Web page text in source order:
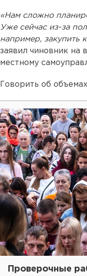
«Нам сложно
Уже сейчас из-за
например,
заявил чиновник на
местному
Говорить об
Проверочные